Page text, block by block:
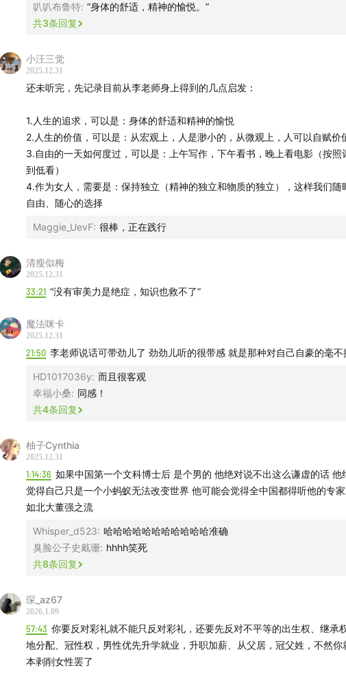
【内容提要】
Part 1 在时代漂浮中，跌宕成长
童年的名字没有性别色彩，镌刻着深深的时代烙印
随母姓本是件自然之事，但仍有许多女性被婚姻吞没姓氏
妈妈是自由恋爱、在婚姻中捍卫事业与情感独立的新女性
25:11 当外部环境显出贫瘠时，开始从阅读世界中获取精神滋养
Part 2 历史学与社会学，两个转折点
重新回到校园，像上满发条的钟，如饥似渴地吸收知识
以参与社会学研习班为契机，对社会学的热情一发不可收拾
42:29 爱与不爱天差地别，寻得热爱后，此前一切皆可抛却
好奇心、关心社会走向与改变社会的渴求，推动我奔赴社会学
社会学是活生生的人间戏剧，坚守具体、不轻易做道德评判
从早期农村调研的家庭本位，到如今更多女性获得婚姻自主权
01:00:49当你自愿享有爱情时，爱与自由就不是二选一的抉择了
01:04:47人应当采撷生命中最甘甜那一滴蜜，并永恒地铭记它
叭叭布鲁特: “身体的舒适，精神的愉悦。”
共3条回复
小汪三觉
2025.12.31
还未听完，先记录目前从李老师身上得到的几点启发：
1.人生的追求，可以是：身体的舒适和精神的愉悦
2.人生的价值，可以是：从宏观上，人是渺小的，从微观上，人可以自赋价
3.自由的一天如何度过，可以是：上午写作，下午看书，晚上看电影（按照
到低看）
4.作为女人，需要是：保持独立（精神的独立和物质的独立），这样我们随
自由、随心的选择
Maggie_UevF: 很棒，正在践行
清瘦似梅
2025.12.31
33:21 “没有审美力是绝症，知识也救不了”
魔法咪卡
2025.12.31
21:50 李老师说话可带劲儿了 劲劲儿听的很带感 就是那种对自己自豪的毫不
HD1017036y: 而且很客观
幸福小桑: 同感！
共4条回复
柚子Cynthia
2025.12.31
1:14:36 如果中国第一个文科博士后 是个男的 他绝对说不出这么谦虚的话 他
觉得自己只是一个小蚂蚁无法改变世界 他可能会觉得全中国都得听他的专
如北大董强之流
Whisper_d523: 哈哈哈哈哈哈哈哈哈哈哈准确
臭脸公子史戴珊: hhhh笑死
共8条回复
琛_az67
2026.1.09
57:43 你要反对彩礼就不能只反对彩礼，还要先反对不平等的出生权、继承
地分配、冠性权，男性优先升学就业，升职加薪、从父居，冠父姓，不然你
本剥削女性罢了